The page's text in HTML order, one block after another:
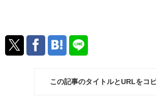
この記事のタイトルとURLをコ